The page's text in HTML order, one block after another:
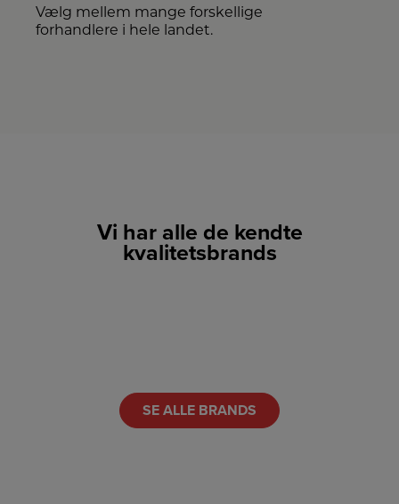
Vælg mellem mange forskellige
forhandlere i hele landet.
Vi har alle de kendte
kvalitetsbrands
SE ALLE BRANDS